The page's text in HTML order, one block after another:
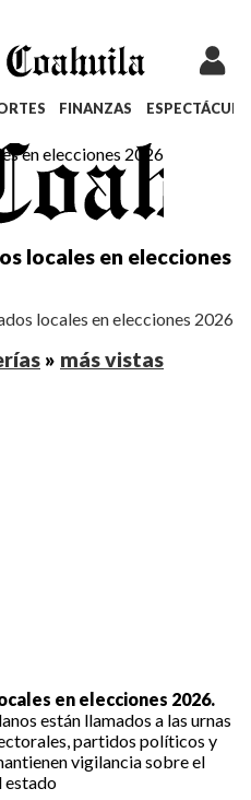
FINANZAS
locales en elecciones
locales en elecciones 2026
» más vistas
en elecciones 2026.
están llamados a las urnas
partidos políticos y
vigilancia sobre el
estado